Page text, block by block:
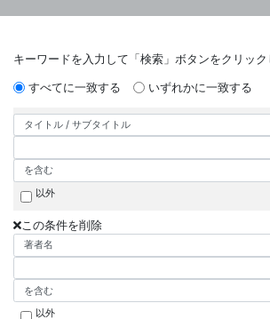
キーワードを入力して「検索」ボタンをクリック
すべてに一致する
いずれかに一致する
以外
この条件を削除
以外